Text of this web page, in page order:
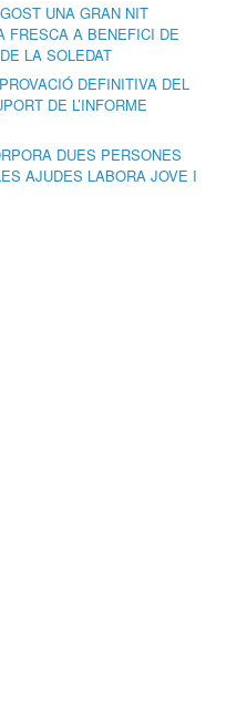
UNA GRAN NIT
FRESCA A BENEFICI DE
LA SOLEDAT
DEFINITIVA DEL
DE L’INFORME
DUES PERSONES
AJUDES LABORA JOVE I